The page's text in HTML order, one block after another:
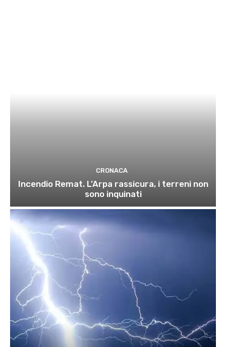
CRONACA
Incendio Remat. L’Arpa rassicura, i terreni non
sono inquinati